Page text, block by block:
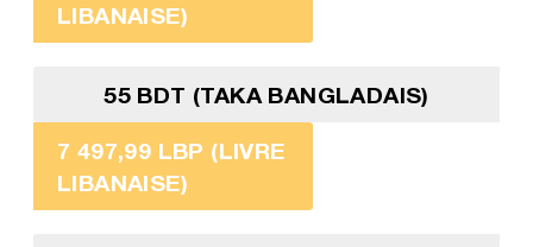
LIBANAISE)
55 BDT (TAKA BANGLADAIS)
7 497,99 LBP (LIVRE
LIBANAISE)